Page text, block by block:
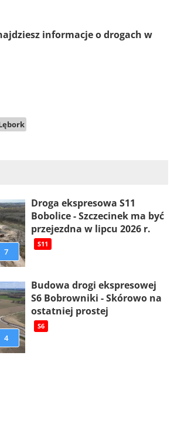
informacje o drogach w
7
Droga ekspresowa S11
Bobolice - Szczecinek ma być
przejezdna w lipcu 2026 r.
S11
4
Budowa drogi ekspresowej
S6 Bobrowniki - Skórowo na
ostatniej prostej
S6